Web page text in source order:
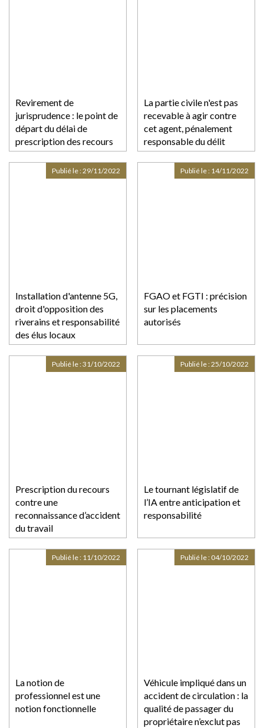
Revirement de
jurisprudence : le point de
départ du délai de
prescription des recours
entre constructeurs est
fixé au jour de
l’assignation au fond
La partie civile n'est pas
recevable à agir contre
cet agent, pénalement
responsable du délit
Installation d'antenne 5G,
droit d'opposition des
riverains et responsabilité
des élus locaux
Publié le :29/11/2022
FGAO et FGTI : précision
sur les placements
autorisés
Publié le : 14/11/2022
Prescription du recours
contre une
reconnaissance d’accident
du travail
Publié le :31/10/2022
Le tournant législatif de
l’IA entre anticipation et
responsabilité
Publié le :25/10/2022
La notion de
professionnel est une
notion fonctionnelle
Publié le : 11/10/2022
Véhicule impliqué dans un
accident de circulation : la
qualité de passager du
propriétaire n’exclut pas
Publié le : 04/10/2022